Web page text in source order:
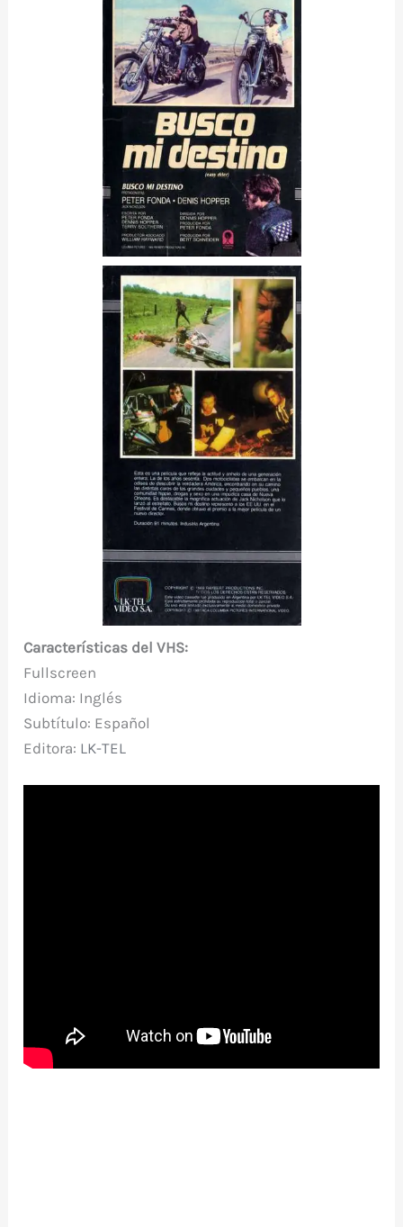
Características del VHS:
Fullscreen
Idioma: Inglés
Subtítulo: Español
Editora: LK-TEL